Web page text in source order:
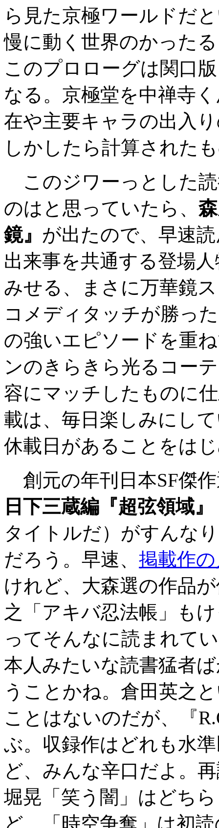
ら見た京極ワールドだ
慢に動く世界のかった
このプロローグは関口
なる。京極堂を中禅寺
在や主要キャラの出入
しかしたら計算された
このジワーっとした
のはと思っていたら、
鏡』 が出たので、早速
出来事を共通する登場
みせる、まさに万華鏡
コメディタッチが勝っ
の強いエピソードを重
ンのきらきら光るコー
容にマッチしたものに
載は、毎日楽しみにし
休載日があることをは
創元の年刊日本SF傑
日下三蔵編『超弦領域』
タイトルだ）がすんな
だろう。早速、 掲載作
けれど、大森選の作品
之「アキバ忍法帳」も
ってそんなに読まれて
本人みたいな読書猛者
うことかね。倉田英之
ことはないのだが、『
ぶ。収録作はどれも水
ど、みんな辛口だよ。
堀晃「笑う闇」はどち
ど、「時空争奪」は初